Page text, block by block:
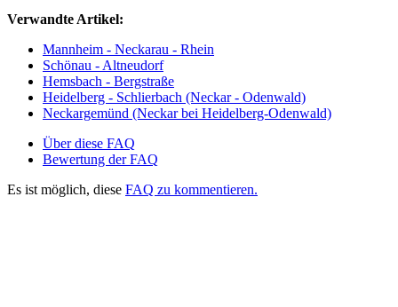
Verwandte Artikel:
Mannheim - Neckarau - Rhein
Schönau - Altneudorf
Hemsbach - Bergstraße
Heidelberg - Schlierbach (Neckar - Odenwald)
Neckargemünd (Neckar bei Heidelberg-Odenwald)
Über diese FAQ
Bewertung der FAQ
Es ist möglich, diese FAQ zu kommentieren.